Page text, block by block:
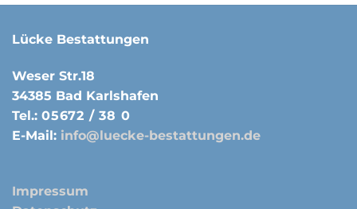
Lücke Bestattungen
Weser Str.18
34385 Bad Karlshafen
Tel.: 05672 / 38 0
E-Mail: info@luecke-bestattungen.de
Impressum